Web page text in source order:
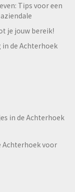
Tips voor een
je jouw bereik!
in de Achterhoek
in de Achterhoek
Achterhoek voor